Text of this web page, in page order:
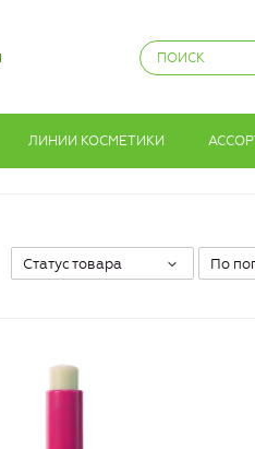
ЛИНИИ КОСМЕТИКИ
Статус товара По